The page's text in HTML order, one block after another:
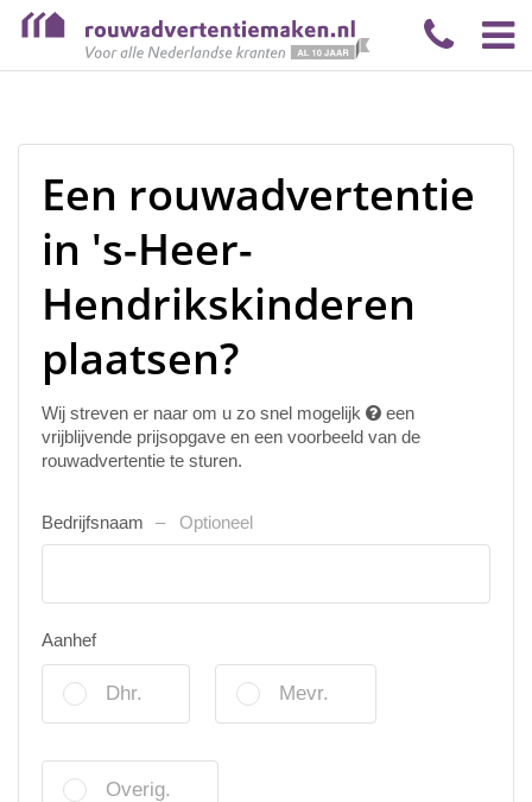
Een rouwadvertentie
in 's-Heer-
Hendrikskinderen
plaatsen?
Wij streven er naar om u zo snel mogelijk
een
vrijblijvende prijsopgave en een voorbeeld van de
rouwadvertentie te sturen.
Bedrijfsnaam Optioneel
Aanhef
Dhr. Mevr.
Overig.